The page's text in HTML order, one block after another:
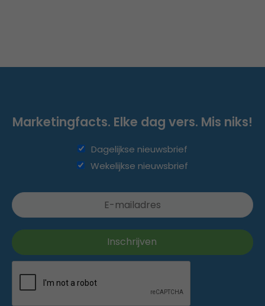
Marketingfacts. Elke dag vers. Mis niks!
Dagelijkse nieuwsbrief
Wekelijkse nieuwsbrief